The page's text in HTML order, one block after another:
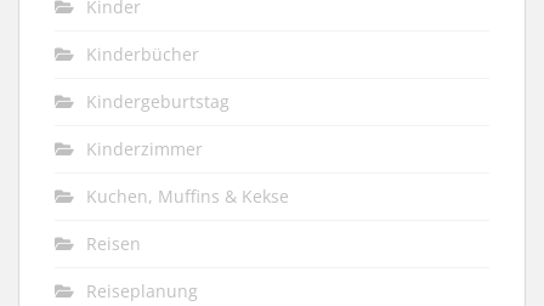
Kinder
Kinderbücher
Kindergeburtstag
Kinderzimmer
Kuchen, Muffins & Kekse
Reisen
Reiseplanung